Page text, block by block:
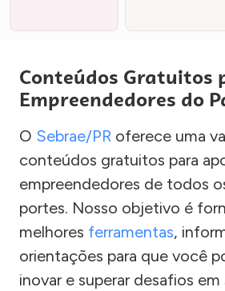
Conteúdos Gratuitos
Empreendedores do
O Sebrae/PR oferece uma
conteúdos gratuitos para
empreendedores de todos
portes. Nosso objetivo é
melhores ferramentas,
orientações para que você
inovar e superar desafios em